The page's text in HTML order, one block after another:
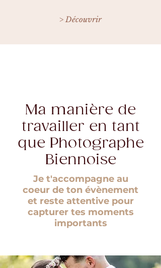
> Découvrir
Ma manière de
travailler en tant
que Photographe
Biennoise
Je t'accompagne au
coeur de ton évènement
et reste attentive pour
capturer tes moments
importants